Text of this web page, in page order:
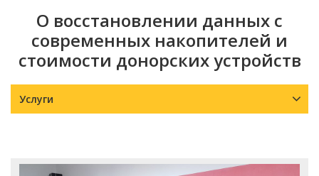
О восстановлении данных с
современных накопителей и
стоимости донорских устройств
Услуги